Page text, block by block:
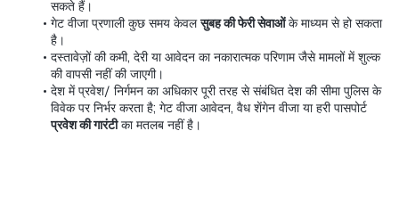
सकते हैं।
गेट वीजा प्रणाली कुछ समय केवल सुबह की फेरी सेवाओं के माध्यम से हो सकता
है।
दस्तावेज़ों की कमी, देरी या आवेदन का नकारात्मक परिणाम जैसे मामलों में शुल्क
की वापसी नहीं की जाएगी।
देश में प्रवेश/ निर्गमन का अधिकार पूरी तरह से संबंधित देश की सीमा पुलिस के
प्रवेश की गारंटी का मतलब नहीं है।